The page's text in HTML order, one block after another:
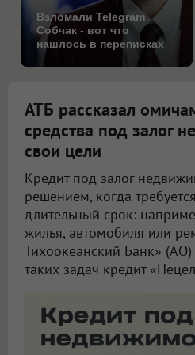
Взломали Telegram
Собчак - вот что
нашлось в переписках
АТБ рассказал
средства под залог
свои цели
Кредит под залог
решением, когда
длительный срок:
жилья, автомобиля или
Тихоокеанский Банк» (АО)
таких задач кредит